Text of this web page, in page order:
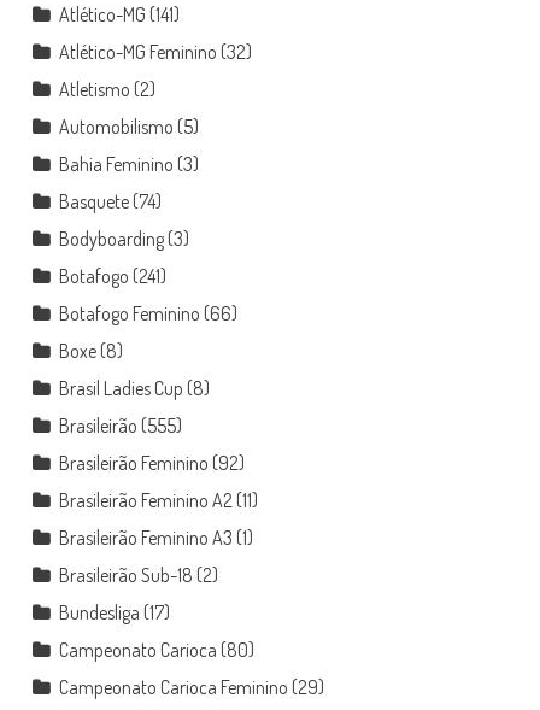
Atlético-MG (141)
Atlético-MG Feminino (32)
Atletismo (2)
Automobilismo (5)
Bahia Feminino (3)
Basquete(74)
Bodyboarding(3)
Botafogo (241)
Botafogo Feminino (66)
Boxe(8)
Brasil Ladies Cup (8)
Brasileirão (555)
Brasileirão Feminino (92)
Brasileirão Feminino A2 (11)
Brasileirão Feminino A3 (1)
Brasileirão Sub-18 (2)
Bundesliga (17)
Campeonato Carioca (80)
Campeonato Carioca Feminino (29)